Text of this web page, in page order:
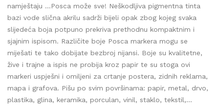
namještaju …Posca može sve! Neškodljiva pigmentna tinta
bazi vode slična akrilu sadrži bijeli opak zbog kojeg svaka
slijedeća boja potpuno prekriva prethodnu kompaktnim i
sjajnim ispisom. Različite boje Posca markera mogu se
miješati te tako dobijate bezbroj nijansi. Boje su kvalitetne,
žive i trajne a ispis ne probija kroz papir te su stoga ovi
markeri uspješni i omiljeni za crtanje postera, zidnih reklama,
mapa i grafova. Pišu po svim površinama: papir, metal, drvo,
plastika, glina, keramika, porculan, vinil, staklo, tekstil,...